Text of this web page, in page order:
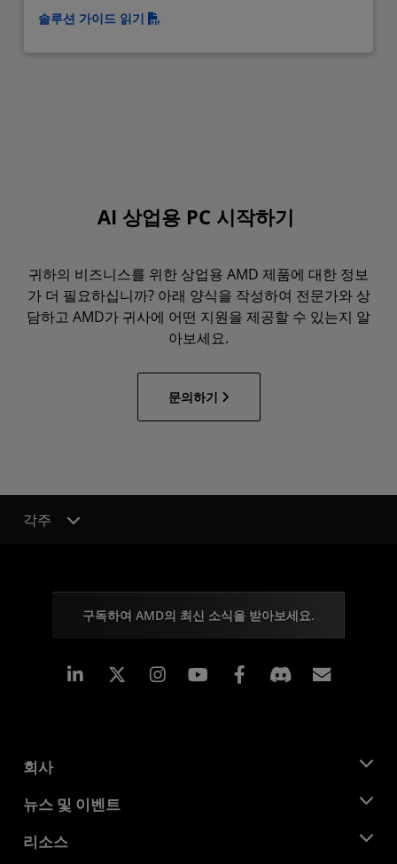
솔루션 가이드 읽기
AI 상업용 PC 시작하기
귀하의 비즈니스를 위한 상업용 AMD 제품에 대한 정보
가 더 필요하십니까? 아래 양식을 작성하여 전문가와 상
담하고 AMD가 귀사에 어떤 지원을 제공할 수 있는지 알
아보세요.
문의하기
각주
구독하여 AMD의 최신 소식을 받아보세요.
Linkedin Instagram Facebook
회사
AMD 소개
기업의 사회적 책임
뉴스 및 이벤트
뉴스룸
리소스